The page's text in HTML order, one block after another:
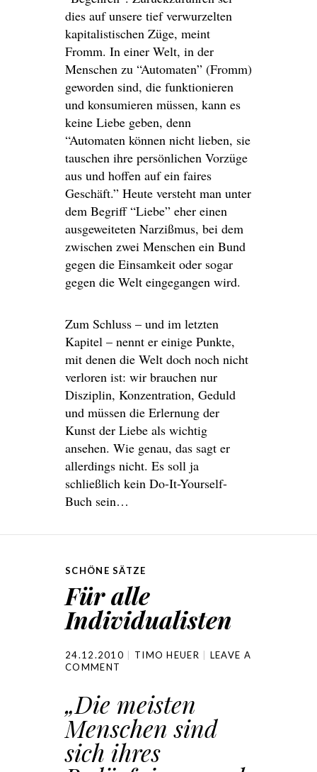
dies auf unsere tief verwurzelten
kapitalistischen Züge, meint
Fromm. In einer Welt, in der
Menschen zu “Automaten” (Fromm)
geworden sind, die funktionieren
und konsumieren müssen, kann es
keine Liebe geben, denn
“Automaten können nicht lieben, sie
tauschen ihre persönlichen Vorzüge
aus und hoffen auf ein faires
Geschäft.” Heute versteht man unter
dem Begriff “Liebe” eher einen
ausgeweiteten Narzißmus, bei dem
zwischen zwei Menschen ein Bund
gegen die Einsamkeit oder sogar
gegen die Welt eingegangen wird.
Zum Schluss – und im letzten
Kapitel – nennt er einige Punkte,
mit denen die Welt doch noch nicht
verloren ist: wir brauchen nur
Disziplin, Konzentration, Geduld
und müssen die Erlernung der
Kunst der Liebe als wichtig
ansehen. Wie genau, das sagt er
allerdings nicht. Es soll ja
schließlich kein Do-It-Yourself-
Buch sein…
SCHÖNE SÄTZE
Für alle
Individualisten
24.12.2010 TIMO HEUER
LEAVE A
COMMENT
„Die meisten
Menschen sind
sich ihres